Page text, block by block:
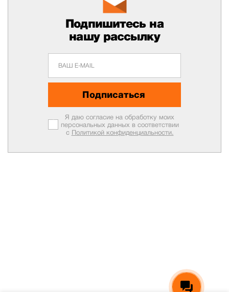
Подпишитесь на
нашу рассылку
Подписаться
Я даю согласие на обработку моих
персональных данных в соответствии
с Политикой конфиденциальности.